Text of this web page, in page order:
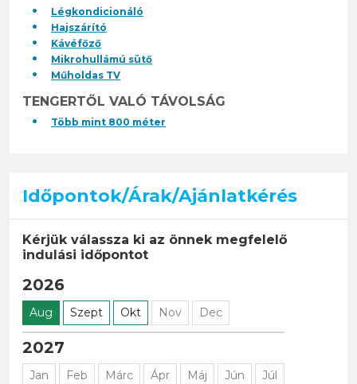
Légkondicionáló
Hajszárító
Kávéfőző
Mikrohullámú sütő
Műholdas TV
TENGERTŐL VALÓ TÁVOLSÁG
Több mint 800 méter
Időpontok/Árak/Ajánlatkérés
Kérjük válassza ki az önnek megfelelő
indulási időpontot
2026
Aug Szept Okt Nov Dec
2027
Jan Feb Márc Ápr Máj Jún Júl